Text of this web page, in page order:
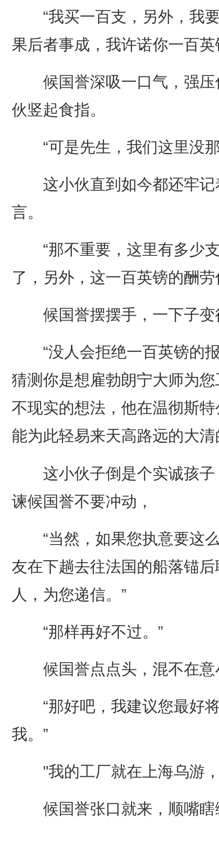
“我买一百支，另外，我要
果后者事成，我许诺你一百英
候国誉深吸一口气，强压
伙竖起食指。
“可是先生，我们这里没那
这小伙直到如今都还牢记
言。
“那不重要，这里有多少支
了，另外，这一百英镑的酬劳
候国誉摆摆手，一下子变
“没人会拒绝一百英镑的报
猜测你是想雇勃朗宁大师为
不现实的想法，他在温彻斯
能为此轻易来天高路远的大清
这小伙子倒是个实诚孩子
谏候国誉不要冲动，
“当然，如果您执意要这么
友在下趟去往法国的船落锚
人，为您递信。”
“那样再好不过。”
候国誉点点头，混不在意
“那好吧，我建议您最好将
我。”
"我的工厂就在上海乌游，
候国誉张口就来，顺嘴瞎